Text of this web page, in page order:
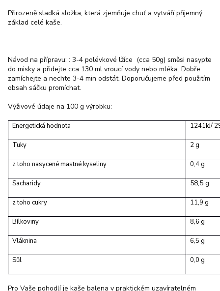
Přirozeně sladká složka, která zjemňuje chuť a vytváří příjemný
základ celé kaše.
Návod na přípravu: : 3-4 polévkové lžíce (cca 50g) směsi nasypte
do misky a přidejte cca 130 ml vroucí vody nebo mléka. Dobře
zamíchejte a nechte 3-4 min odstát. Doporučujeme před použitím
obsah sáčku promíchat.
Výživové údaje na 100 g výrobku:
Energetická hodnota 1241kJ/
Tuky 2 g
z toho nasycené mastné kyseliny 0,4 g
Sacharidy 58,5 g
z toho cukry 11,9 g
Bílkoviny 8,6 g
Vláknina 6,5 g
Sůl 0,0 g
Pro Vaše pohodlí je kaše balena v praktickém uzavíratelném